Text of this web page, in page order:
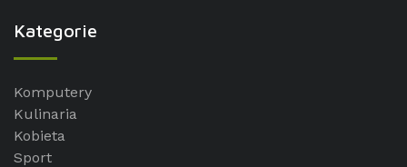
Kategorie
Komputery
Kulinaria
Kobieta
Sport